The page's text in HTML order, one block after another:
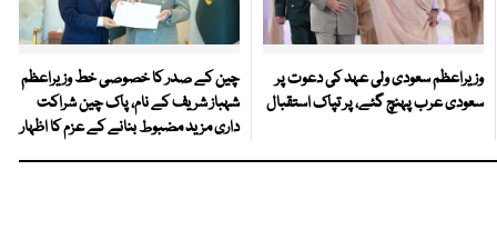
وزیراعظم سعودی ولی عہد کی دعوت پر
سعودی عرب پہنچ گئے، پر تپاک استقبال
چین کے صدر کا خصوصی خط وزیراعظم
شہباز شریف کے نام، پاک چین شراکت
داری مزید مضبوط بنانے کے عزم کا اظہار